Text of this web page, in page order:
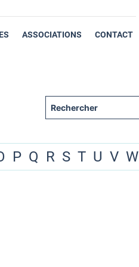
ASSOCIATIONS CONTACT
P Q R S T U V W